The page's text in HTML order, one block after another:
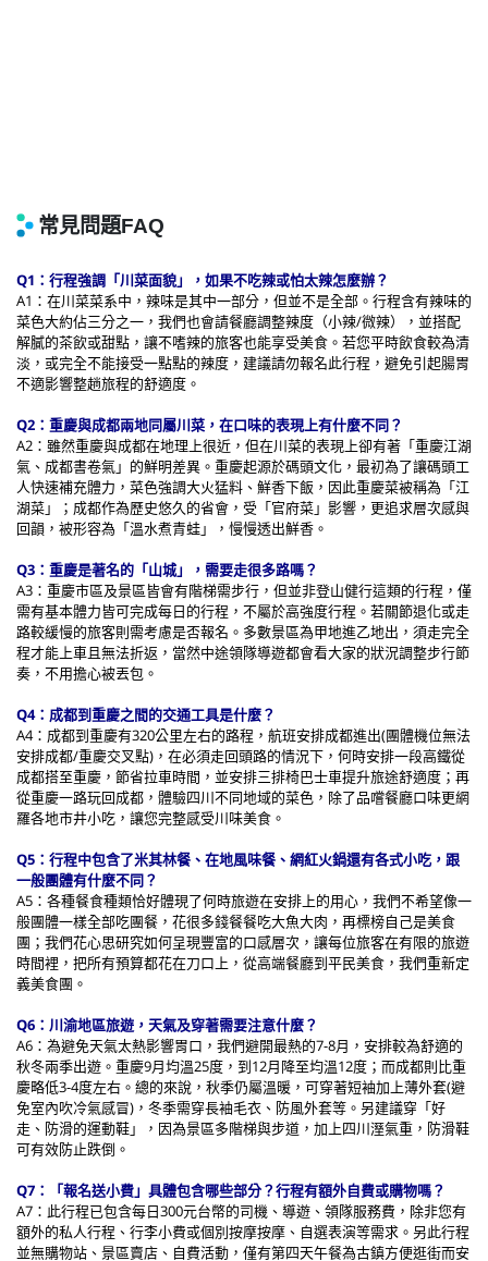
Q1：行程強調「川菜面貌」，如果不吃辣或怕太辣怎麼辦？
A1：在川菜菜系中，辣味是其中一部分，但並不是全部。行程含有辣味的
菜色大約佔三分之一，我們也會請餐廳調整辣度（小辣/微辣），並搭配
解膩的茶飲或甜點，讓不嗜辣的旅客也能享受美食。若您平時飲食較為清
淡，或完全不能接受一點點的辣度，建議請勿報名此行程，避免引起腸胃
不適影響整趟旅程的舒適度。
Q2：重慶與成都兩地同屬川菜，在口味的表現上有什麼不同？
A2：雖然重慶與成都在地理上很近，但在川菜的表現上卻有著「重慶江湖
氣、成都書卷氣」的鮮明差異。重慶起源於碼頭文化，最初為了讓碼頭工
人快速補充體力，菜色強調大火猛料、鮮香下飯，因此重慶菜被稱為「江
湖菜」；成都作為歷史悠久的省會，受「官府菜」影響，更追求層次感與
回韻，被形容為「溫水煮青蛙」，慢慢透出鮮香。
Q3：重慶是著名的「山城」，需要走很多路嗎？
A3：重慶市區及景區皆會有階梯需步行，但並非登山健行這類的行程，僅
需有基本體力皆可完成每日的行程，不屬於高強度行程。若關節退化或走
路較緩慢的旅客則需考慮是否報名。多數景區為甲地進乙地出，須走完全
程才能上車且無法折返，當然中途領隊導遊都會看大家的狀況調整步行節
奏，不用擔心被丟包。
Q4：成都到重慶之間的交通工具是什麼？
A4：成都到重慶有320公里左右的路程，航班安排成都進出(團體機位無法
安排成都/重慶交叉點)，在必須走回頭路的情況下，何時安排一段高鐵從
成都搭至重慶，節省拉車時間，並安排三排椅巴士車提升旅途舒適度；再
從重慶一路玩回成都，體驗四川不同地域的菜色，除了品嚐餐廳口味更網
羅各地市井小吃，讓您完整感受川味美食。
Q5：行程中包含了米其林餐、在地風味餐、網紅火鍋還有各式小吃，跟
一般團體有什麼不同？
A5：各種餐食種類恰好體現了何時旅遊在安排上的用心，我們不希望像一
般團體一樣全部吃團餐，花很多錢餐餐吃大魚大肉，再標榜自己是美食
團；我們花心思研究如何呈現豐富的口感層次，讓每位旅客在有限的旅遊
時間裡，把所有預算都花在刀口上，從高端餐廳到平民美食，我們重新定
義美食團。
Q6：川渝地區旅遊，天氣及穿著需要注意什麼？
A6：為避免天氣太熱影響胃口，我們避開最熱的7-8月，安排較為舒適的
秋冬兩季出遊。重慶9月均溫25度，到12月降至均溫12度；而成都則比重
慶略低3-4度左右。總的來說，秋季仍屬溫暖，可穿著短袖加上薄外套(避
免室內吹冷氣感冒)，冬季需穿長袖毛衣、防風外套等。另建議穿「好
走、防滑的運動鞋」，因為景區多階梯與步道，加上四川溼氣重，防滑鞋
可有效防止跌倒。
Q7：「報名送小費」具體包含哪些部分？行程有額外自費或購物嗎？
A7：此行程已包含每日300元台幣的司機、導遊、領隊服務費，除非您有
額外的私人行程、行李小費或個別按摩按摩、自選表演等需求。另此行程
並無購物站、景區賣店、自費活動，僅有第四天午餐為古鎮方便逛街而安